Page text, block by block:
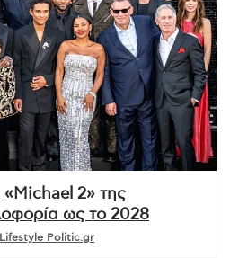
«Michael 2» της
ως το 2028
Politic.gr